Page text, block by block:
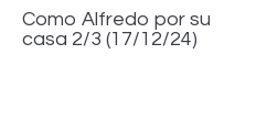
Como Alfredo por su
casa 2/3 (17/12/24)